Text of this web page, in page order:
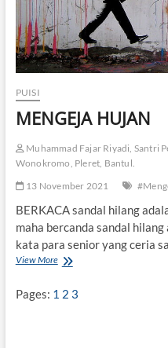
PUISI
MENGEJA HUJAN
Muhammad Fajar Riyadi, Santri
Wonokromo, Pleret, Bantul.
13 November 2021
BERKACA sandal hilang
maha bercanda sandal
kata para senior yang ceria
View MoreM
N
G
Pages: 1 2 3